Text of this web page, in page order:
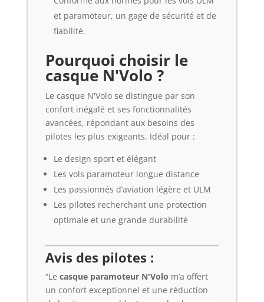
et paramoteur, un gage de sécurité et de
fiabilité.
Pourquoi choisir le
casque N'Volo ?
Le casque N'Volo se distingue par son
confort inégalé et ses fonctionnalités
avancées, répondant aux besoins des
pilotes les plus exigeants. Idéal pour :
Le design sport et élégant
Les vols paramoteur longue distance
Les passionnés d’aviation légère et ULM
Les pilotes recherchant une protection
optimale et une grande durabilité
Avis des pilotes :
“Le casque paramoteur N'Volo m’a offert
un confort exceptionnel et une réduction